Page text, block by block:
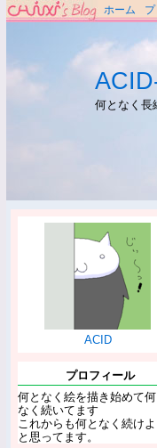
ホーム
何となく長
ACID
プロフィール
何となく絵を描き始めて何
なく続いてます
これからも何となく続けよ
と思ってます。